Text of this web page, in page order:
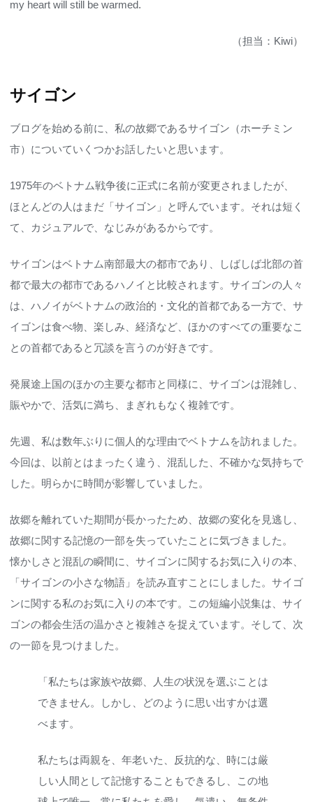
my heart will still be warmed.
（担当：Kiwi）
サイゴン
ブログを始める前に、私の故郷であるサイゴン（ホーチミン
市）についていくつかお話したいと思います。
1975年のベトナム戦争後に正式に名前が変更されましたが、
ほとんどの人はまだ「サイゴン」と呼んでいます。それは短く
て、カジュアルで、なじみがあるからです。
サイゴンはベトナム南部最大の都市であり、しばしば北部の首
都で最大の都市であるハノイと比較されます。サイゴンの人々
は、ハノイがベトナムの政治的・文化的首都である一方で、サ
イゴンは食べ物、楽しみ、経済など、ほかのすべての重要なこ
との首都であると冗談を言うのが好きです。
発展途上国のほかの主要な都市と同様に、サイゴンは混雑し、
賑やかで、活気に満ち、まぎれもなく複雑です。
先週、私は数年ぶりに個人的な理由でベトナムを訪れました。
今回は、以前とはまったく違う、混乱した、不確かな気持ちで
した。明らかに時間が影響していました。
故郷を離れていた期間が長かったため、故郷の変化を見逃し、
故郷に関する記憶の一部を失っていたことに気づきました。
懐かしさと混乱の瞬間に、サイゴンに関するお気に入りの本、
「サイゴンの小さな物語」を読み直すことにしました。サイゴ
ンに関する私のお気に入りの本です。この短編小説集は、サイ
ゴンの都会生活の温かさと複雑さを捉えています。そして、次
の一節を見つけました。
「私たちは家族や故郷、人生の状況を選ぶことは
できません。しかし、どのように思い出すかは選
べます。
私たちは両親を、年老いた、反抗的な、時には厳
しい人間として記憶することもできるし、この地